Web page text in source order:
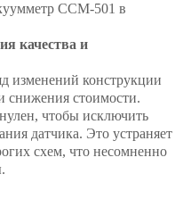
CCM-501 в
качества и
изменений конструкции
снижения стоимости.
чтобы исключить
датчика. Это устраняет
схем, что несомненно